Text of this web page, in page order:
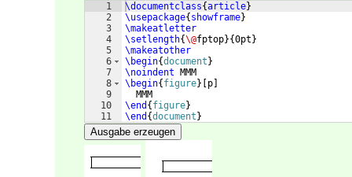
1
2
3
4
5
6
7
8
9
10
11
\documentclass{article}
\usepackage{ showframe}
\makeatletter
\setlength{\@fptop}{0pt }
\makeatother
\begin{document }
\noindent MMM
\begin{ figure} p
  MMM
\end { figure}
\end {document }
Ausgabe erzeugen